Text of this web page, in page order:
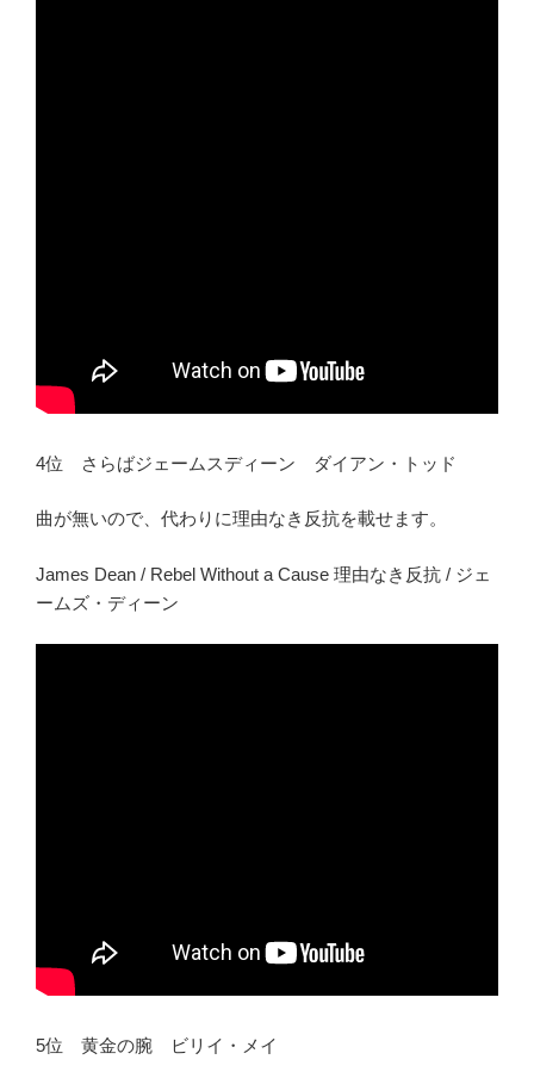
4位 さらばジェームスディーン ダイアン・トッド
曲が無いので、代わりに理由なき反抗を載せます。
James Dean / Rebel Without a Cause 理由なき反抗 / ジェ
ームズ・ディーン
5位 黄金の腕 ビリイ・メイ